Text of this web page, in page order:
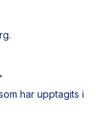
har upptagits i